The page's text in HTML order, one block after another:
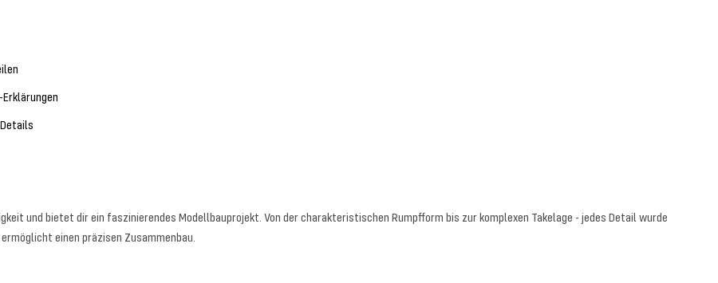
und bietet dir ein faszinierendes Modellbauprojekt. Von der charakteristischen Rumpfform bis zur komplexen Takelage - jedes Detail wurde
einen präzisen Zusammenbau.